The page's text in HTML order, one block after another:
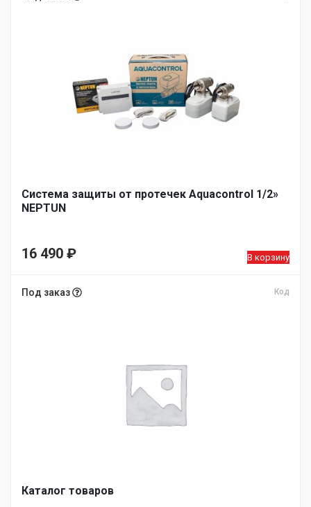
Система защиты от протечек Aquacontrol 1/2»
NEPTUN
16 490 ₽ В корзину
Под заказ Код
Каталог товаров